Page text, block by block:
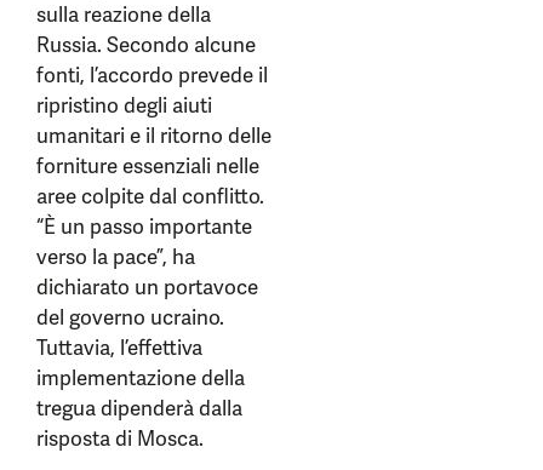
sulla reazione della
Russia. Secondo alcune
fonti, l’accordo prevede il
ripristino degli aiuti
umanitari e il ritorno delle
forniture essenziali nelle
aree colpite dal conflitto.
“È un passo importante
verso la pace”, ha
dichiarato un portavoce
del governo ucraino.
Tuttavia, l’effettiva
implementazione della
tregua dipenderà dalla
risposta di Mosca.